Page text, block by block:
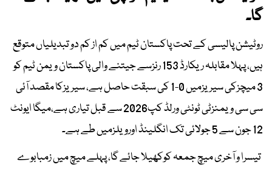
گا۔
روٹیشن پالیسی کے تحت پاکستان ٹیم میں کم از کم دو تبدیلیاں متوقع
ہیں، پہلا مقابلہ ریکارڈ 153 رنزسے جیتنے والی پاکستان ویمن ٹیم کو
3 میچزکی سیریزمیں 0-1 کی سبقت حاصل ہے، سیریزکا مقصد آئی
سی سی ویمنزٹی ٹونٹی ورلڈ کپ2026 سے قبل تیاری ہے،میگا ایونٹ
12 جون سے 5 جولائی تک انگلینڈ اورویلزمیں طے ہے۔
تیسرا و آخری میچ جمعہ کوکھیلا جائے گا، پہلے میچ میں زمبابوے